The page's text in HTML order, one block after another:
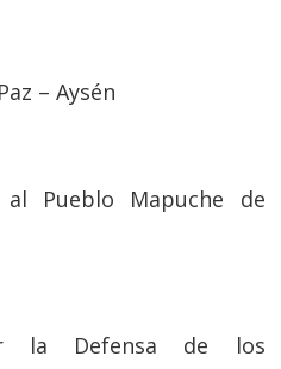
– Aysén
Pueblo Mapuche de
la Defensa de los